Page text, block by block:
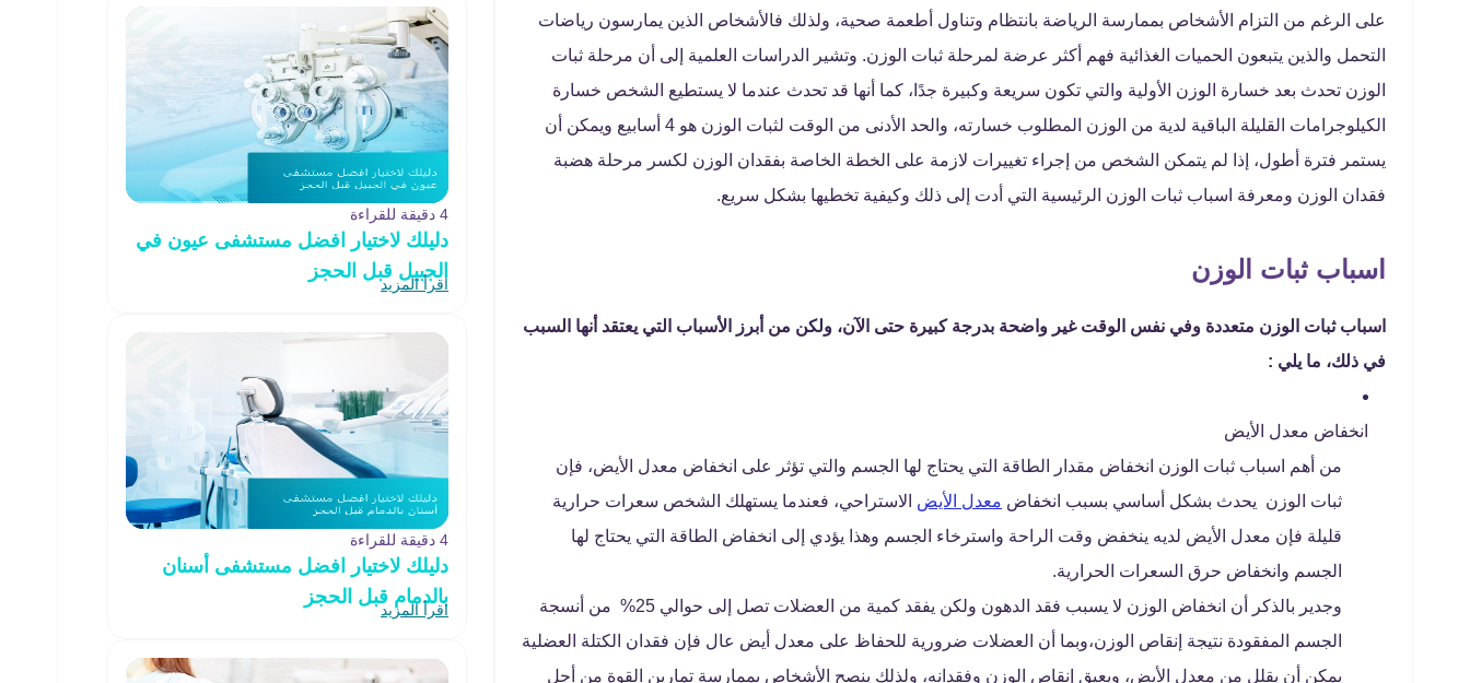
على الرغم من التزام الأشخاص بممارسة الرياضة بانتظام وتناول أطعمة صحية، ولذلك فالأشخاص الذين يمارسون رياضات
التحمل والذين يتبعون الحميات الغذائية فهم أكثر عرضة لمرحلة ثبات الوزن. وتشير الدراسات العلمية إلى أن مرحلة ثبات
الوزن تحدث بعد خسارة الوزن الأولية والتي تكون سريعة وكبيرة جدًا، كما أنها قد تحدث عندما لا يستطيع الشخص خسارة
الكيلوجرامات القليلة الباقية لدية من الوزن المطلوب خسارته، والحد الأدنى من الوقت لثبات الوزن هو 4 أسابيع ويمكن أن
يستمر فترة أطول، إذا لم يتمكن الشخص من إجراء تغييرات لازمة على الخطة الخاصة بفقدان الوزن لكسر مرحلة هضبة
فقدان الوزن ومعرفة اسباب ثبات الوزن الرئيسية التي أدت إلى ذلك وكيفية تخطيها بشكل سريع.
اسباب ثبات الوزن
اسباب ثبات الوزن متعددة وفي نفس الوقت غير واضحة بدرجة كبيرة حتى الآن، ولكن من أبرز الأسباب التي يعتقد أنها السبب
في ذلك، ما يلي :
انخفاض معدل الأيض
من أهم اسباب ثبات الوزن انخفاض مقدار الطاقة التي يحتاج لها الجسم والتي تؤثر على انخفاض معدل الأيض، فإن
ثبات الوزن يحدث بشكل أساسي بسبب انخفاض معدل الأيض الاستراحي، فعندما يستهلك الشخص سعرات حرارية
قليلة فإن معدل الأيض لديه ينخفض وقت الراحة واسترخاء الجسم وهذا يؤدي إلى انخفاض الطاقة التي يحتاج لها
الجسم وانخفاض حرق السعرات الحرارية.
وجدير بالذكر أن انخفاض الوزن لا يسبب فقد الدهون ولكن يفقد كمية من العضلات تصل إلى حوالي 25% من أنسجة
الجسم المفقودة نتيجة إنقاص الوزن،وبما أن العضلات ضرورية للحفاظ على معدل أيض عال فإن فقدان الكتلة العضلية
يمكن أن يقلل من معدل الأيض، ويعيق إنقاص الوزن وفقدانه، ولذلك ينصح الأشخاص بممارسة تمارين القوة من أجل
4 دقيقة للقراءة
دليلك لاختيار افضل مستشفى عيون في
الجبيل قبل الحجز
اقرأ المزيد
4 دقيقة للقراءة
دليلك لاختيار افضل مستشفى أسنان
بالدمام قبل الحجز
اقرأ المزيد